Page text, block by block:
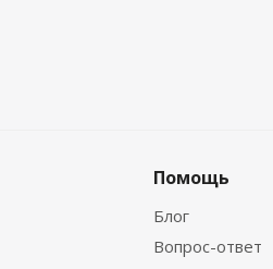
Помощь
Блог
Вопрос-ответ